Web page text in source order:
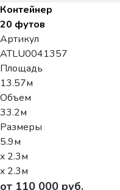
Контейнер
20 футов
Артикул
ATLU0041357
Площадь
13.57м
Объем
33.2м
Размеры
5.9м
x 2.3м
x 2.3м
от 110 000 руб.